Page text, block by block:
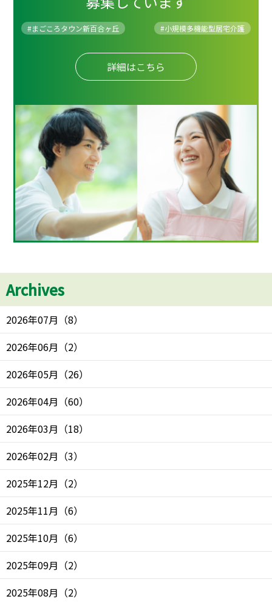
#まごころタウン新百合ヶ丘 #小規模多機能型居宅介護
詳細はこちら
Archives
2026年07月 （8）
2026年06月 （2）
2026年05月 （26）
2026年04月 （60）
2026年03月 （18）
2026年02月 （3）
2025年12月 （2）
2025年11月 （6）
2025年10月 （6）
2025年09月 （2）
2025年08月 （2）